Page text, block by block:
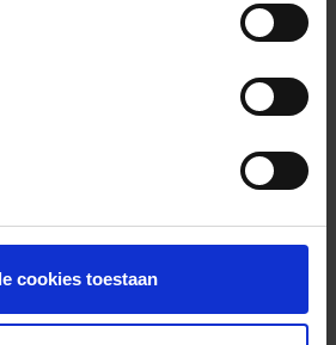
cookies toestaan